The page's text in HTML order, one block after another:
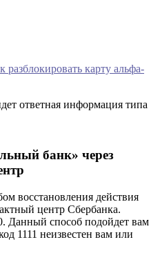
разблокировать карту альфа-
ответная информация типа
банк» через
восстановления действия
центр Сбербанка.
Данный способ подойдет вам
1111 неизвестен вам или